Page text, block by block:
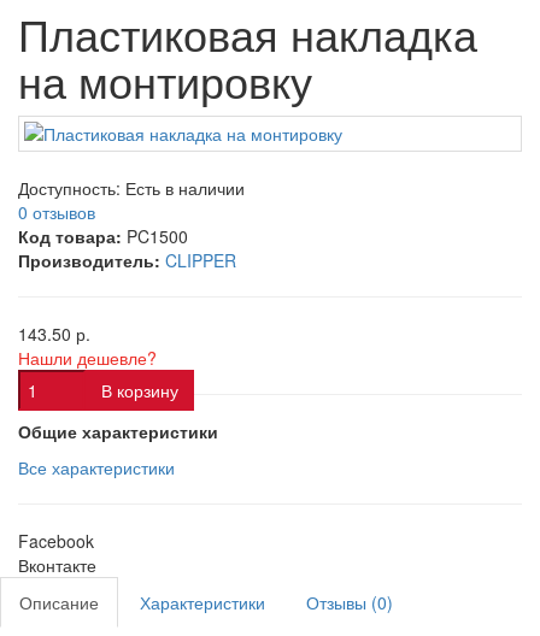
Пластиковая накладка
на монтировку
Доступность: Есть в наличии
0 отзывов
Код товара: PC1500
Производитель: CLIPPER
143.50 р.
Нашли дешевле?
В корзину
Общие характеристики
Все характеристики
Facebook
Вконтакте
Описание
Характеристики Отзывы (0)